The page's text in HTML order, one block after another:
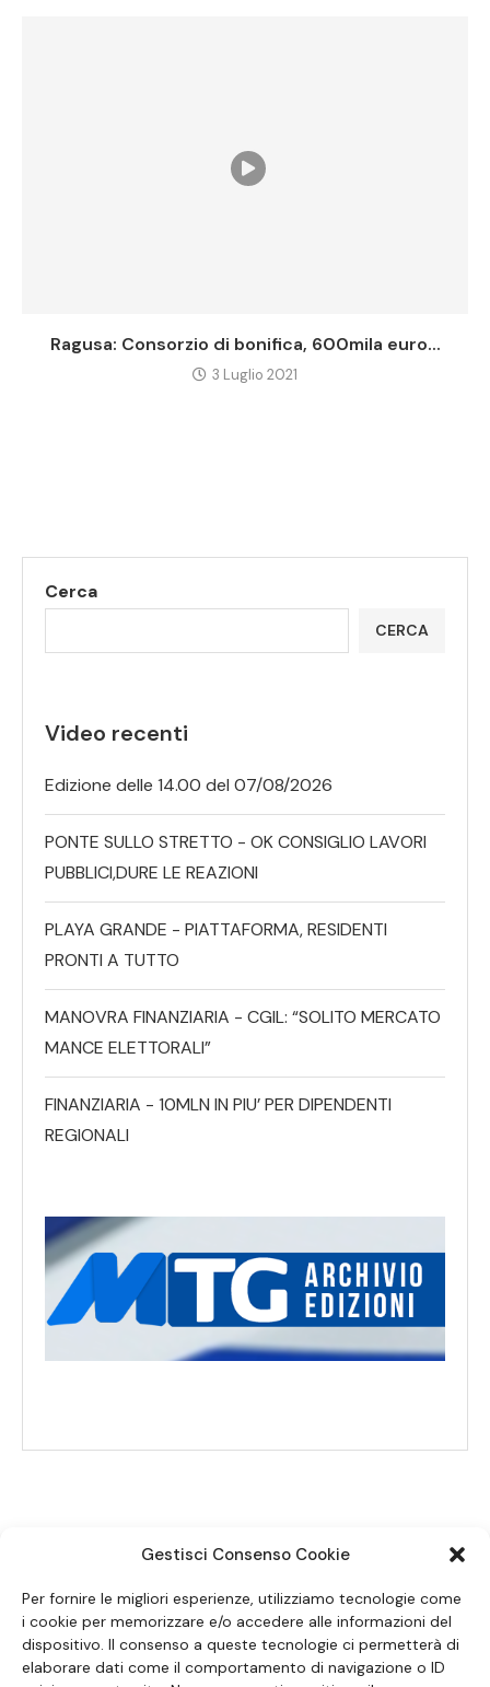
Gestisci Consenso Cookie
Per fornire le migliori esperienze, utilizziamo tecnologie come
i cookie per memorizzare e/o accedere alle informazioni del
dispositivo. Il consenso a queste tecnologie ci permetterà di
elaborare dati come il comportamento di navigazione o ID
Ragusa: Consorzio di bonifica, 600mila euro...
3 Luglio 2021
Cerca
CERCA
Video recenti
Edizione delle 14.00 del 07/08/2026
PONTE SULLO STRETTO - OK CONSIGLIO LAVORI
PUBBLICI,DURE LE REAZIONI
PLAYA GRANDE - PIATTAFORMA, RESIDENTI
PRONTI A TUTTO
MANOVRA FINANZIARIA - CGIL: “SOLITO MERCATO
MANCE ELETTORALI”
FINANZIARIA - 10MLN IN PIU’ PER DIPENDENTI
REGIONALI
SEGUICI SUI SOCIAL